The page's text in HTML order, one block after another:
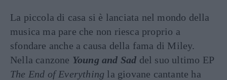
La piccola di casa si è lanciata nel mondo della
musica ma pare che non riesca proprio a
sfondare anche a causa della fama di Miley.
Nella canzone Young and Sad del suo ultimo EP
The End of Everything la giovane cantante ha